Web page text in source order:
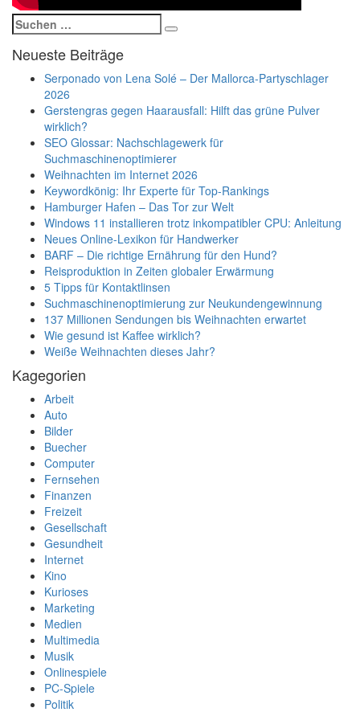
Suchen
nach:
Suchen
Neueste Beiträge
Serponado von Lena Solé – Der Mallorca-Partyschlager
2026
Gerstengras gegen Haarausfall: Hilft das grüne Pulver
wirklich?
SEO Glossar: Nachschlagewerk für
Suchmaschinenoptimierer
Weihnachten im Internet 2026
Keywordkönig: Ihr Experte für Top-Rankings
Hamburger Hafen – Das Tor zur Welt
Windows 11 installieren trotz inkompatibler CPU: Anleitung
Neues Online-Lexikon für Handwerker
BARF – Die richtige Ernährung für den Hund?
Reisproduktion in Zeiten globaler Erwärmung
5 Tipps für Kontaktlinsen
Suchmaschinenoptimierung zur Neukundengewinnung
137 Millionen Sendungen bis Weihnachten erwartet
Wie gesund ist Kaffee wirklich?
Weiße Weihnachten dieses Jahr?
Kagegorien
Arbeit
Auto
Bilder
Buecher
Computer
Fernsehen
Finanzen
Freizeit
Gesellschaft
Gesundheit
Internet
Kino
Kurioses
Marketing
Medien
Multimedia
Musik
Onlinespiele
PC-Spiele
Politik